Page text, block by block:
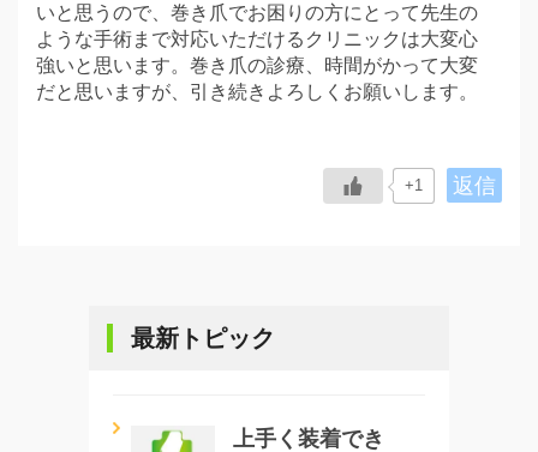
いと思うので、巻き爪でお困りの方にとって先生の
ような手術まで対応いただけるクリニックは大変心
強いと思います。巻き爪の診療、時間がかって大変
だと思いますが、引き続きよろしくお願いします。
返信
+1
最新トピック
上手く装着でき